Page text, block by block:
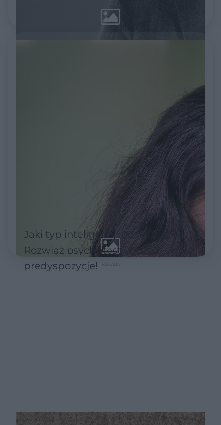
Jaki typ inteligencji posiadasz?
Rozwiąż psychotest i poznaj swoje
predyspozycje!